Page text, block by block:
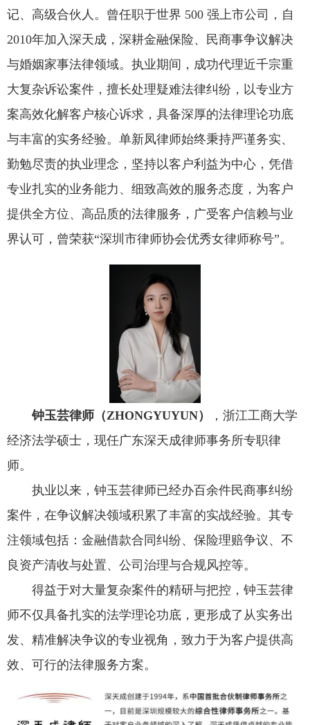
记、高级合伙人。曾任职于世界 500 强上市公司，自
2010年加入深天成，深耕金融保险、民商事争议解决
与婚姻家事法律领域。执业期间，成功代理近千宗重
大复杂诉讼案件，擅长处理疑难法律纠纷，以专业方
案高效化解客户核心诉求，具备深厚的法律理论功底
与丰富的实务经验。单新凤律师始终秉持严谨务实、
勤勉尽责的执业理念，坚持以客户利益为中心，凭借
专业扎实的业务能力、细致高效的服务态度，为客户
提供全方位、高品质的法律服务，广受客户信赖与业
界认可，曾荣获“深圳市律师协会优秀女律师称号”。
钟玉芸律师（ZHONGYUYUN） ， 浙江工商大学
经济法学硕士，现任广东深天成律师事务所专职律
师。
执业以来，钟玉芸律师已经办百余件民商事纠纷
案件，在争议解决领域积累了丰富的实战经验。其专
注领域包括：金融借款合同纠纷、保险理赔争议、不
良资产清收与处置、公司治理与合规风控等。
得益于对大量复杂案件的精研与把控，钟玉芸律
师不仅具备扎实的法学理论功底，更形成了从实务出
发、精准解决争议的专业视角，致力于为客户提供高
效、可行的法律服务方案。